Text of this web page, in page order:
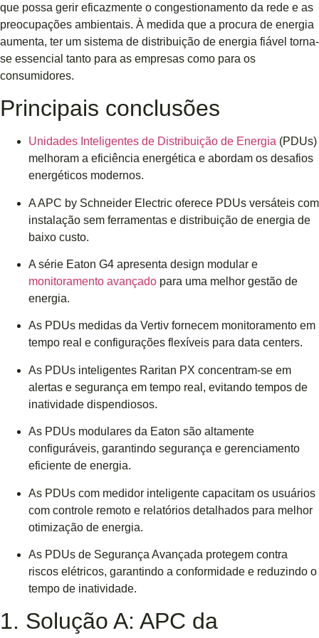
que possa gerir eficazmente o congestionamento da rede e as
preocupações ambientais. À medida que a procura de energia
aumenta, ter um sistema de distribuição de energia fiável torna-
se essencial tanto para as empresas como para os
consumidores.
Principais conclusões
Unidades Inteligentes de Distribuição de Energia (PDUs)
melhoram a eficiência energética e abordam os desafios
energéticos modernos.
A APC by Schneider Electric oferece PDUs versáteis com
instalação sem ferramentas e distribuição de energia de
baixo custo.
A série Eaton G4 apresenta design modular e
monitoramento avançado para uma melhor gestão de
energia.
As PDUs medidas da Vertiv fornecem monitoramento em
tempo real e configurações flexíveis para data centers.
As PDUs inteligentes Raritan PX concentram-se em
alertas e segurança em tempo real, evitando tempos de
inatividade dispendiosos.
As PDUs modulares da Eaton são altamente
configuráveis, garantindo segurança e gerenciamento
eficiente de energia.
As PDUs com medidor inteligente capacitam os usuários
com controle remoto e relatórios detalhados para melhor
otimização de energia.
As PDUs de Segurança Avançada protegem contra
riscos elétricos, garantindo a conformidade e reduzindo o
tempo de inatividade.
1. Solução A: APC da